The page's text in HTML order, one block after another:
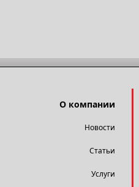
О компании
Новости
Статьи
Услуги